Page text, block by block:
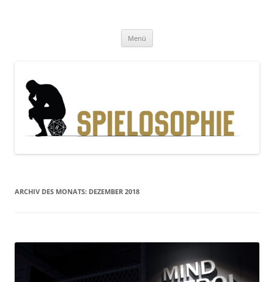
Menü
ARCHIV DES MONATS: DEZEMBER 2018